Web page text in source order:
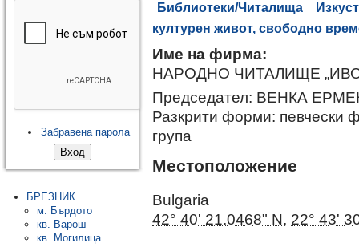
Забравена парола
БРЕЗНИК
м. Бърдото
кв. Варош
кв. Могилица
Библиотеки/Читалища
културен живот, свободно
Име на фирма:
НАРОДНО ЧИТАЛИЩЕ
Председател: ВЕНКА
Разкрити форми: певчески
група
Местоположение
Bulgaria
42° 40' 21.0468" N, 22° 43'